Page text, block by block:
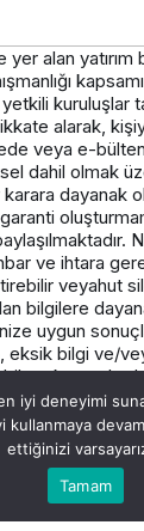
yer alan
yetkili kuruluşlar
alarak,
veya e-
dahil olmak
dayanak
ve ihtara
veyahut
bilgilere
uygun
eksik bilgi ve/
bir
Hakları Saklıdır.
iyi deneyimi
kullanmaya
ettiğinizi
Tamam